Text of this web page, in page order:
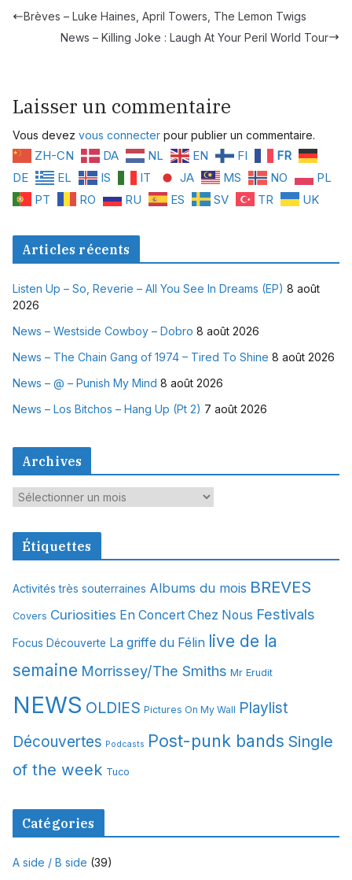
Brèves – Luke Haines, April Towers, The Lemon Twigs
News – Killing Joke : Laugh At Your Peril World Tour
Laisser un commentaire
Vous devez vous connecter pour publier un commentaire.
ZH-CN DA NL EN FI
FR
DE
EL IS IT JA MS NO
PL
PT
RO RU ES SV TR UK
Articles récents
Listen Up – So, Reverie – All You See In Dreams (EP) 8 août
2026
News – Westside Cowboy – Dobro 8 août 2026
News – The Chain Gang of 1974 – Tired To Shine 8 août 2026
News – @ – Punish My Mind 8 août 2026
News – Los Bitchos – Hang Up (Pt 2) 7 août 2026
Archives
A
c
v
e
Étiquettes
Activités très souterraines Albums du mois BREVES
Covers Curiosities En Concert Chez Nous Festivals
Focus Découverte La griffe du Félin live de la
semaine Morrissey/The Smiths Mr Erudit
NEWS OLDIES Pictures On My Wall Playlist
Découvertes Podcasts Post-punk bands Single
of the week Tuco
Catégories
A side / B side (39)